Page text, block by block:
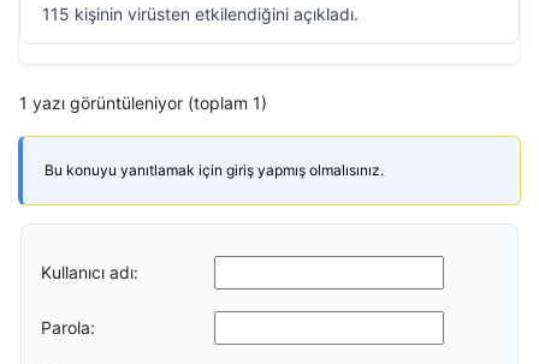
115 kişinin virüsten etkilendiğini açıkladı.
1 yazı görüntüleniyor (toplam 1)
Bu konuyu yanıtlamak için giriş yapmış olmalısınız.
Kullanıcı adı:
Parola: